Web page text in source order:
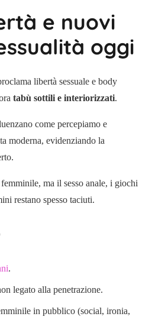
e nuovi
oggi
libertà sessuale e body
tabù sottili e interiorizzati.
come percepiamo e
moderna, evidenziando la
ma il sesso anale, i giochi
restano spesso taciuti.
.
legato alla penetrazione.
in pubblico (social, ironia,